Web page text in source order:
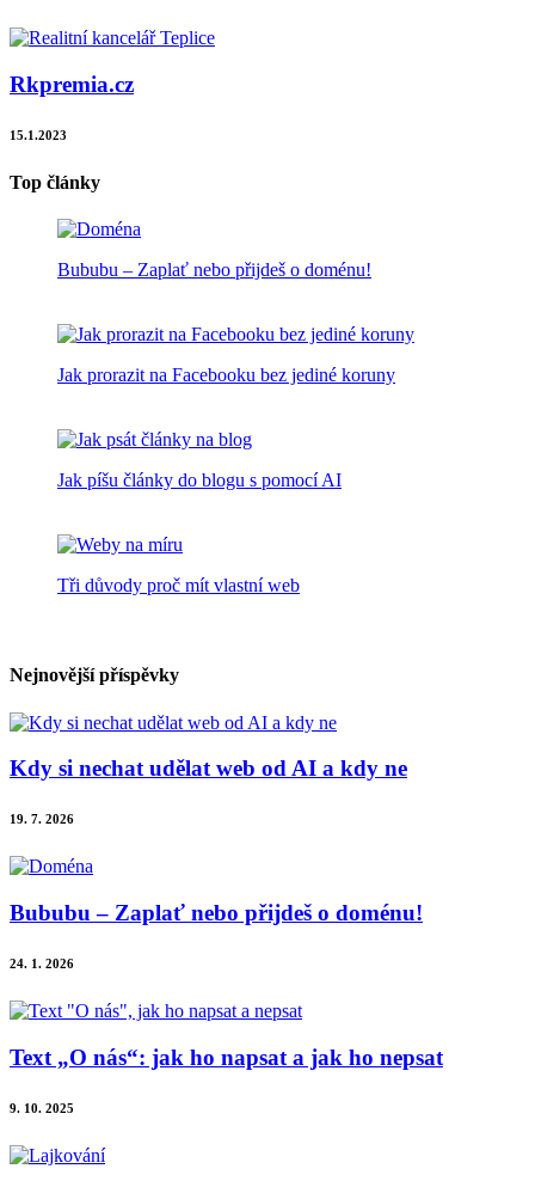
Rkpremia.cz
15.1.2023
Top články
Bububu – Zaplať nebo přijdeš o doménu!
Jak prorazit na Facebooku bez jediné koruny
Jak píšu články do blogu s pomocí AI
Tři důvody proč mít vlastní web
Nejnovější příspěvky
Kdy si nechat udělat web od AI a kdy ne
19. 7. 2026
Bububu – Zaplať nebo přijdeš o doménu!
24. 1. 2026
Text „O nás“: jak ho napsat a jak ho nepsat
9. 10. 2025